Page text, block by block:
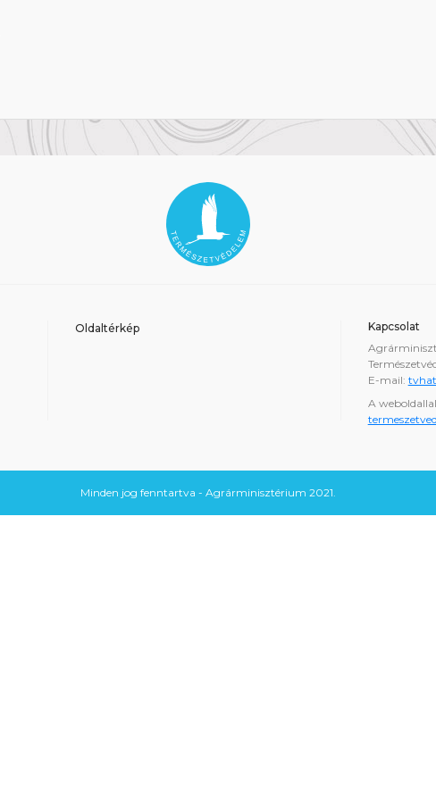
Oldaltérkép
Kapcsolat
E-mail:
A
Minden jog fenntartva - Agrárminisztérium 2021.